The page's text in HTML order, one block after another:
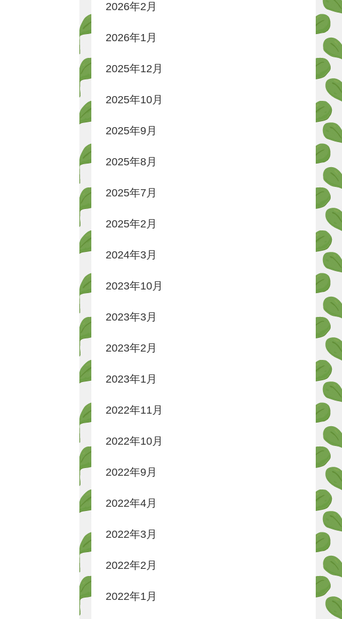
2026年2月
2026年1月
2025年12月
2025年10月
2025年9月
2025年8月
2025年7月
2025年2月
2024年3月
2023年10月
2023年3月
2023年2月
2023年1月
2022年11月
2022年10月
2022年9月
2022年4月
2022年3月
2022年2月
2022年1月